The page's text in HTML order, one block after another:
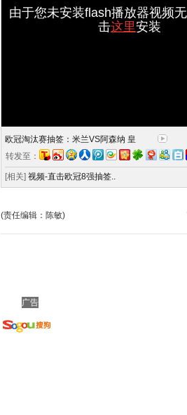
由于您未安装flash播放器视频
击这里安装
欧冠淘汰赛抽签：米兰VS阿森纳 皇
转发至：
[相关] 视频-直击欧冠8强抽签..
(责任编辑：陈敏)
广告